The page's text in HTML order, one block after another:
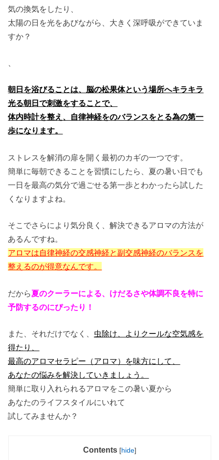
気の換気をしたり、
太陽の日を光をあびながら、大きく深呼吸ができていま
すか？
朝日を浴びることは、脳の松果体という場所へキラキラ
光る朝日で刺激をすることで、
体内時計を整え、自律神経をのバランスをとる為の第一
歩になります。
ストレスを解消の扉を開く最初のカギの一つです。
簡単に毎朝できることを習慣にしたら、夏の暑い日でも
一日を最高の気分で過ごせる第一歩とわかったら試した
くなりますよね。
そこでさらにより気分良く、解決できるアロマの方法が
あるんですね。
アロマは自律神経の交感神経と副交感神経のバランスを
整えるのが得意なんです。
だから夏のクーラーによる、けだるさや体調不良を特に
予防するのにぴったり！
また、それだけでなく、 虫除け、よりクールな空気感を
得たり、
最高のアロマセラピー（アロマ）を味方にして、
あなたの悩みを解決していきましょう。
簡単に取り入れられるアロマをこの暑い夏から
あなたのライフスタイルにいれて
試してみませんか？
Contents [hide]